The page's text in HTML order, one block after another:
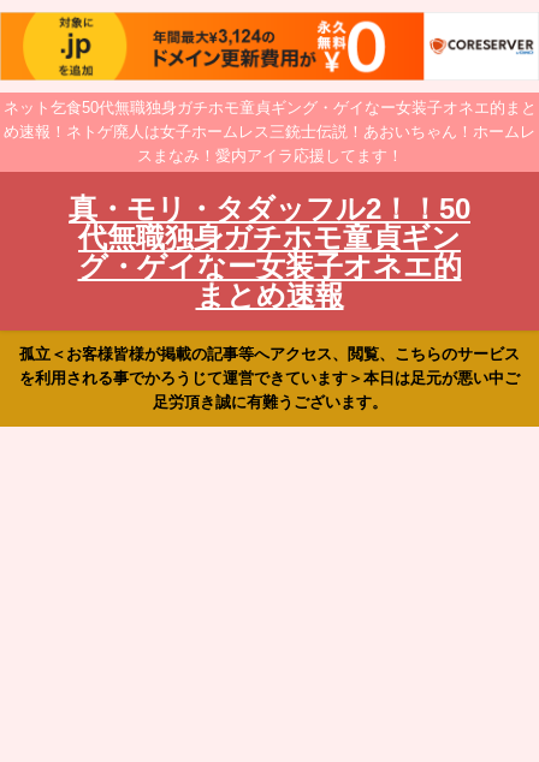
ネット乞食50代無職独身ガチホモ童貞ギング・ゲイなー女装子オネエ的まと
め速報！ネトゲ廃人は女子ホームレス三銃士伝説！あおいちゃん！ホームレ
スまなみ！愛内アイラ応援してます！
真・モリ・タダッフル2！！50
代無職独身ガチホモ童貞ギン
グ・ゲイなー女装子オネエ的
まとめ速報
孤立＜お客様皆様が掲載の記事等へアクセス、閲覧、こちらのサービス
を利用される事でかろうじて運営できています＞本日は足元が悪い中ご
足労頂き誠に有難うございます。